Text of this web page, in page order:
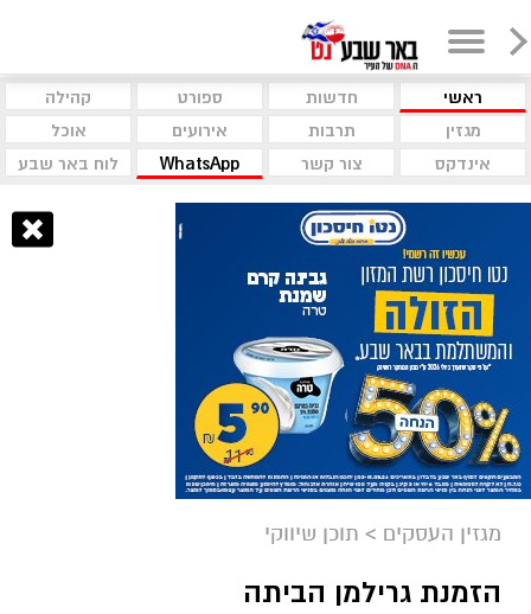
ראשי חדשות ספורט
קהילה
מגזין
תרבות אירועים
אוכל
אינדקס
צור קשר WhatsApp לוח באר שבע
מגזין העסקים > תוכן שיווקי
הזמנת גרילמן הביתה